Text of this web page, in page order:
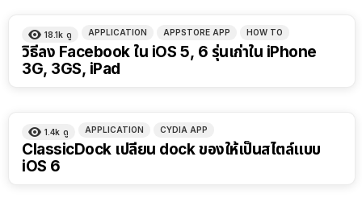
18.1k ดู APPLICATION APPSTORE APP HOW TO
วิธีลง Facebook ใน iOS 5, 6 รุ่นเก่าใน iPhone
3G, 3GS, iPad
1.4k ดู APPLICATION CYDIA APP
ClassicDock เปลี่ยน dock ของให้เป็นสไตล์แบบ
iOS 6